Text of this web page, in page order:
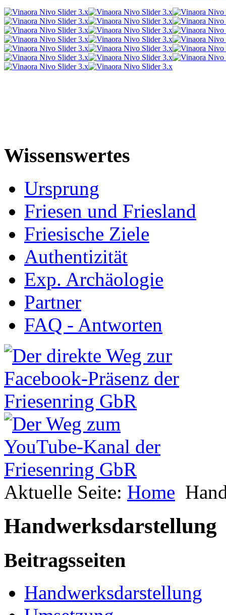
Wissenswertes
Ursprung
Friesen und Friesland
Friesische Ziele
Authentizität
Exp. Archäologie
Partner
FAQ - Antworten
Aktuelle Seite: Home
Handwerksdarstellung
Beitragsseiten
Handwerksdarstellung